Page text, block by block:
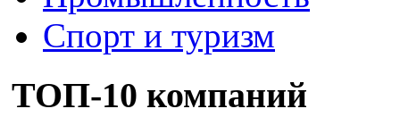
Спорт и туризм
ТОП-10 компаний